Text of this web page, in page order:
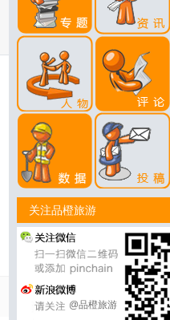
关注品橙旅游
@品橙旅游